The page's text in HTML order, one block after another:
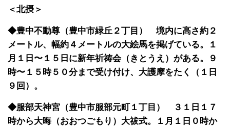
＜北摂＞
◆豊中不動尊（豊中市緑丘２丁目） 境内に高さ約２
メートル、幅約４メートルの大絵馬を掲げている。１
月１日〜１５日に新年祈祷会（きとうえ）がある。９
時〜１５時５０分まで受け付け、大護摩をたく（１日
９回）。
◆服部天神宮（豊中市服部元町１丁目） ３１日１７
時から大晦（おおつごもり）大祓式。１月１日０時か